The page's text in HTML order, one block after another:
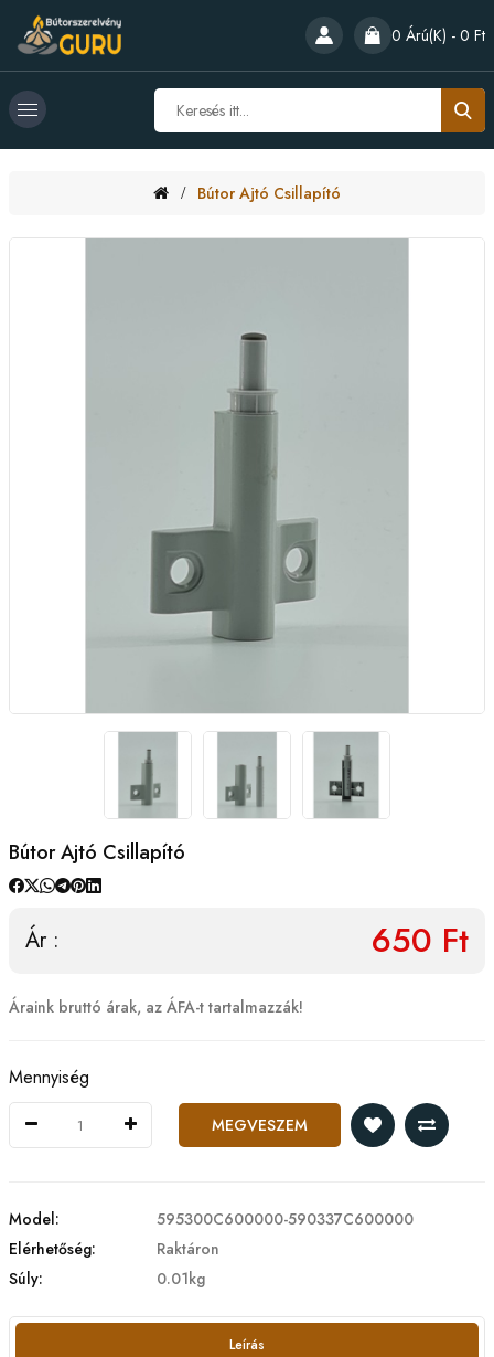
0 Árú(k) - 0 Ft
Bútor Ajtó Csillapító
Bútor Ajtó Csillapító
Ár : 650 Ft
Áraink bruttó árak, az ÁFA-t tartalmazzák!
Mennyiség
MEGVESZEM
Model:
595300C600000-590337C600000
Elérhetőség:
Raktáron
Súly:
0.01kg
Leírás